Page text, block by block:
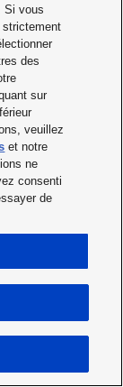
sécable
Si vous
strictement
des
sur
veuillez
et notre
ne
consenti
de